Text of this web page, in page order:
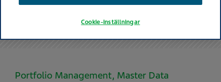
Erik Hammar
Portfolio Management, Master Data
Cookie-inställningar